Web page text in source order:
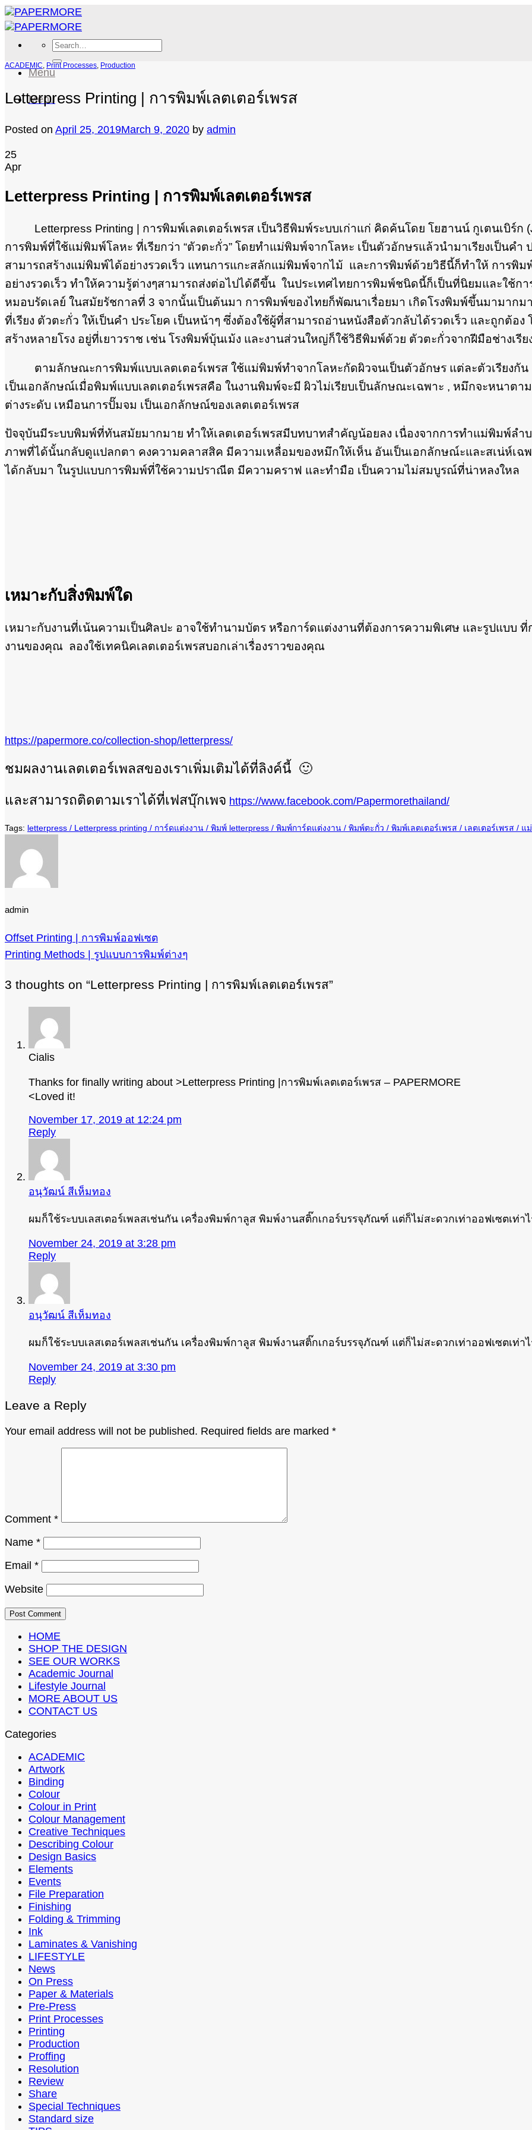
Skip
to
content
Search
Menu
Menu
ACADEMIC Print Processes Production
Letterpress Printing | การพิมพ์เลตเตอร์เพรส
Posted on April 25, 2019March 9, 2020 by admin
25
Apr
Letterpress Printing | การพิมพ์เลตเตอร์เพรส
Letterpress Printing | การพิมพ์เลตเตอร์เพรส เป็นวิธีพิมพ์ระบบเก่าแก่ คิดค้นโดย โยฮานน์ กูเตนเบิร์ก
การพิมพ์ที่ใช้แม่พิมพ์โลหะ ที่เรียกว่า “ตัวตะกั่ว” โดยทำแม่พิมพ์จากโลหะ เป็นตัวอักษรแล้วนำมาเรียงเป็นค
สามารถสร้างแม่พิมพ์ได้อย่างรวดเร็ว แทนการแกะสลักแม่พิมพ์จากไม้ และการพิมพ์ด้วยวิธีนี้ก็ทำให้ การพิม
อย่างรวดเร็ว ทำให้ความรู้ต่างๆสามารถส่งต่อไปได้ดีขึ้น ในประเทศไทยการพิมพ์ชนิดนี้ก็เป็นที่นิยมและใช้ก
หมอบรัดเลย์ ในสมัยรัชกาลที่ 3 จากนั้นเป็นต้นมา การพิมพ์ของไทยก็พัฒนาเรื่อยมา เกิดโรงพิมพ์ขึ้นมามาก
ที่เรียง ตัวตะกั่ว ให้เป็นคำ ประโยค เป็นหน้าๆ ซึ่งต้องใช้ผู้ที่สามารถอ่านหนังสือตัวกลับได้รวดเร็ว และถูกต้
สร้างหลายโรง อยู่ที่เยาวราช เช่น โรงพิมพ์บุ้นเม้ง และงานส่วนใหญ่ก็ใช้วิธีพิมพ์ด้วย ตัวตะกั่วจากฝีมือช่างเรี
ตามลักษณะการพิมพ์แบบเลตเตอร์เพรส ใช้แม่พิมพ์ทำจากโลหะกัดผิวจนเป็นตัวอักษร แต่ละตัวเรียงกั
เป็นเอกลักษณ์เมื่อพิมพ์แบบเลตเตอร์เพรสคือ ในงานพิมพ์จะมี ผิวไม่เรียบเป็นลักษณะเฉพาะ , หมึกจะหนาต
ต่างระดับ เหมือนการปั๊มจม เป็นเอกลักษณ์ของเลตเตอร์เพรส
ปัจจุบันมีระบบพิมพ์ที่ทันสมัยมากมาย ทำให้เลตเตอร์เพรสมีบทบาทสำคัญน้อยลง เนื่องจากการทำแม่พิมพ์ลำบ
ภาพที่ได้นั้นกลับดูแปลกตา คงความคลาสสิค มีความเหลื่อมของหมึกให้เห็น อันเป็นเอกลักษณ์ะและสเน่ห์เฉพ
ได้กลับมา ในรูปแบบการพิมพ์ที่ใช้ความปราณีต มีความคราฟ และทำมือ เป็นความไม่สมบูรณ์ที่น่าหลงใหล
เหมาะกับสิ่งพิมพ์ใด
เหมาะกับงานที่เน้นความเป็นศิลปะ อาจใช้ทำนามบัตร หรือการ์ดแต่งงานที่ต้องการความพิเศษ และรูปแบบ
งานของคุณ ลองใช้เทคนิคเลตเตอร์เพรสบอกเล่าเรื่องราวของคุณ
https://papermore.co/collection-shop/letterpress/
ชมผลงานเลตเตอร์เพลสของเราเพิ่มเติมได้ที่ลิงค์นี้ 🙂
และสามารถติดตามเราได้ที่เฟสบุ๊กเพจ https://www.facebook.com/Papermorethailand/
letterpress Letterpress printing การ์ดแต่งงาน พิมพ์ letterpress พิมพ์การ์ดแต่งงาน พิมพ์ตะกั่ว พิมพ์เลตเตอร์เพรส เลตเตอร์เพรส แ
admin
Offset Printing | การพิมพ์ออฟเซต
Printing Methods | รูปแบบการพิมพ์ต่างๆ
3 thoughts on “Letterpress Printing | การพิมพ์เลตเตอร์เพรส”
Cialis
Thanks for finally writing about >Letterpress Printing |การพิมพ์เลตเตอร์เพรส – PAPERMORE
<Loved it!
November 17, 2019 at 12:24 pm
Reply
อนุวัฒน์ สีเห็มทอง
ผมก็ใช้ระบบเลสเตอร์เพลสเช่นกัน เครื่องพิมพ์กาลูส พิมพ์งานสติ๊กเกอร์บรรจุภัณฑ์ แต่ก็ไม่สะดวกเท่าออฟเซตเท่า
November 24, 2019 at 3:28 pm
Reply
อนุวัฒน์ สีเห็มทอง
ผมก็ใช้ระบบเลสเตอร์เพลสเช่นกัน เครื่องพิมพ์กาลูส พิมพ์งานสติ๊กเกอร์บรรจุภัณฑ์ แต่ก็ไม่สะดวกเท่าออฟเซตเท่า
November 24, 2019 at 3:30 pm
Reply
Leave a Reply
Your email address will not be published. Required fields are marked *
Comment *
Name *
Email *
Website
HOME
SHOP THE DESIGN
SEE OUR WORKS
Academic Journal
Lifestyle Journal
MORE ABOUT US
CONTACT US
Categories
ACADEMIC
Artwork
Binding
Colour
Colour in Print
Colour Management
Creative Techniques
Describing Colour
Design Basics
Elements
Events
File Preparation
Finishing
Folding & Trimming
Ink
Laminates & Vanishing
LIFESTYLE
News
On Press
Paper & Materials
Pre-Press
Print Processes
Printing
Production
Proffing
Resolution
Review
Share
Special Techniques
Standard size